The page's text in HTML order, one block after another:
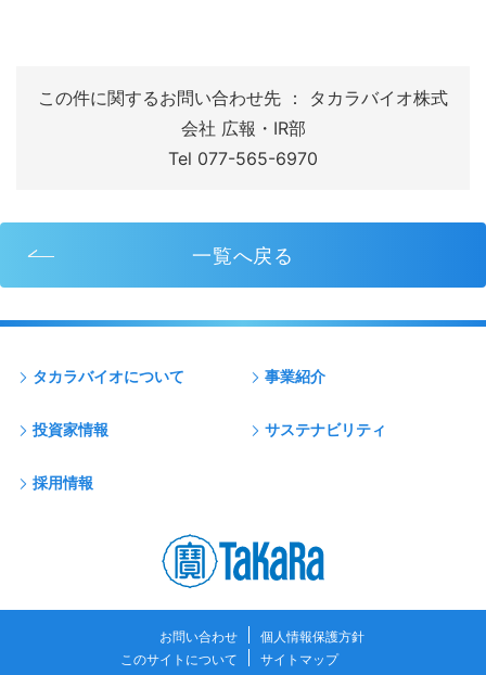
この件に関するお問い合わせ先 ： タカラバイオ株式
会社 広報・IR部
Tel 077-565-6970
一覧へ戻る
タカラバイオについて 事業紹介
投資家情報 サステナビリティ
採用情報
お問い合わせ
個人情報保護方針
このサイトについて
サイトマップ